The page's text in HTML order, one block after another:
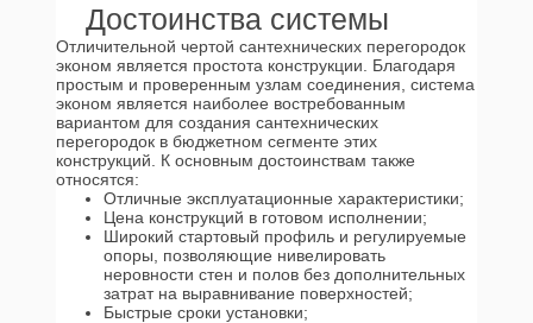
Достоинства системы
Отличительной чертой сантехнических перегородок
эконом является простота конструкции. Благодаря
простым и проверенным узлам соединения, система
эконом является наиболее востребованным
вариантом для создания сантехнических
перегородок в бюджетном сегменте этих
конструкций. К основным достоинствам также
относятся:
Отличные эксплуатационные характеристики;
Цена конструкций в готовом исполнении;
Широкий стартовый профиль и регулируемые
опоры, позволяющие нивелировать
неровности стен и полов без дополнительных
затрат на выравнивание поверхностей;
Быстрые сроки установки;